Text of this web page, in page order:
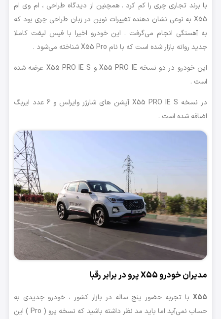
با برند تجاری چری را کم کرد . همچنین از دیدگاه طراحی ، ام وی ام
X55 به نوعی نشان دهنده تغییرات نوین در زبان طراحی چری بود که
به آهستگی انجام می‌گرفت . این خودرو اخیرا با فیس لیفت کاملا
جدید روانه بازار شده است که با نام X55 Pro شناخته می‌شود .
این خودرو در دو نسخه X55 PRO IE و X55 PRO IE S عرضه شده
است .
در نسخه X55 PRO IE S آپشن های شارژر وایرلس و 6 عدد ایربگ
اضافه شده است .
مدیران خودروX55پرو در برابر رقبا
X55 با تجربه حضور پنج ساله در بازار کشور ، خودرو جدیدی به
حساب نمی‌آید اما باید مد نظر داشته باشید که نسخه پرو ( Pro ) این